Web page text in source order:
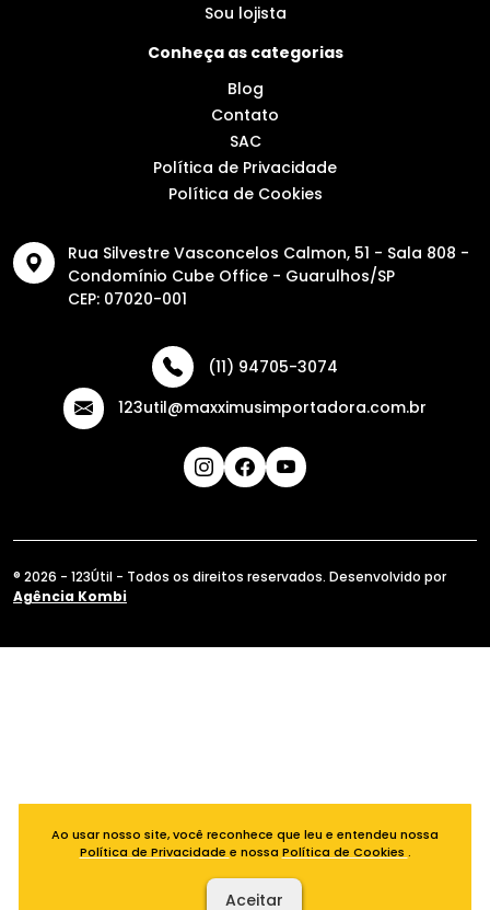
Sou lojista
Conheça as categorias
Blog
Contato
SAC
Política de Privacidade
Política de Cookies
Rua Silvestre Vasconcelos Calmon, 51 - Sala 808 -
Condomínio Cube Office - Guarulhos/SP
CEP: 07020-001
(11) 94705-3074
123util@maxximusimportadora.com.br
® 2026 - 123Útil - Todos os direitos reservados. Desenvolvido por
Agência Kombi
Ao usar nosso site, você reconhece que leu e entendeu nossa
Política de Privacidade e nossa Política de Cookies .
Aceitar